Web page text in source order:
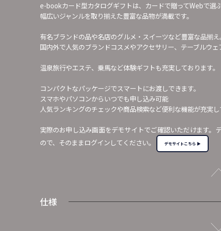
e-bookカード型カタログギフトは、カードで贈ってWebで選
幅広いジャンルを取り揃えた豊富な品物が満載です。
有名ブランドの品や名店のグルメ・スイーツなど豊富な品揃え
国内外で人気のブランドコスメやアクセサリー、テーブルウ
温泉旅行やエステ、乗馬など体験ギフトも充実しております。
コンパクトなパッケージでスマートにお渡しできます。
スマホやパソコンからいつでも申し込み可能
人気ランキングのチェックや商品検索など便利な機能が充実
実際のお申し込み画面をデモサイトでご確認いただけます
ので、そのままログインしてください。
デモサイトこちら ▶
仕様